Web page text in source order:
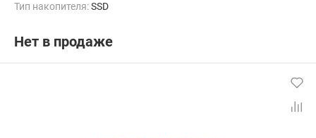
Тип накопителя:SSD
Операционная система:
Нет в продаже